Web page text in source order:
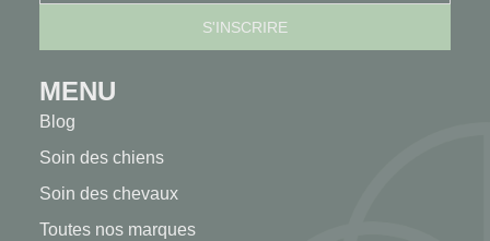
MENU
Blog
Soin des chiens
Soin des chevaux
Toutes nos marques